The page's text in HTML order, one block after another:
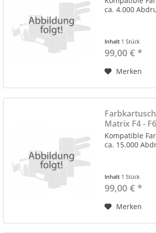
ca. 4.000
Inhalt 1 Stück
99,00 € *
Merken
Matrix F4 -
Kompatible
ca. 15.000
Inhalt 1 Stück
99,00 € *
Merken